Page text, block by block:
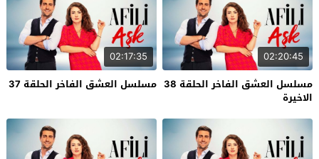
02:20:45
مسلسل العشق الفاخر الحلقة 38
الاخيرة
02:17:35
مسلسل العشق الفاخر الحلقة 37